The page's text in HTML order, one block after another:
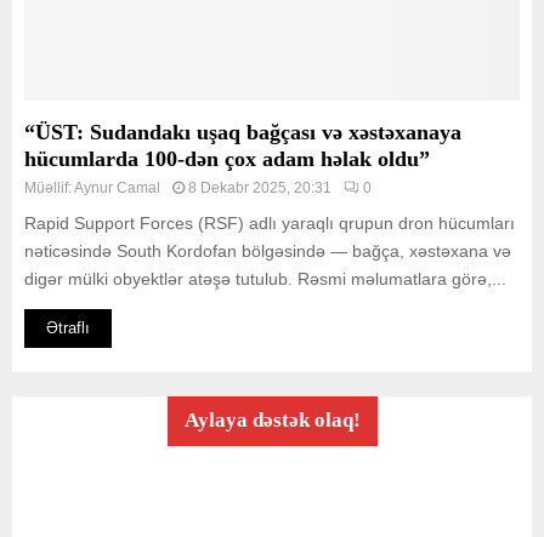
“ÜST: Sudandakı uşaq bağçası və xəstəxanaya
hücumlarda 100-dən çox adam həlak oldu”
Müəllif:Aynur Camal 8 Dekabr 2025, 20:31 0
Rapid Support Forces (RSF) adlı yaraqlı qrupun dron hücumları
nəticəsində South Kordofan bölgəsində — bağça, xəstəxana və
digər mülki obyektlər atəşə tutulub. Rəsmi məlumatlara görə,...
Ətraflı
Aylaya dəstək olaq!